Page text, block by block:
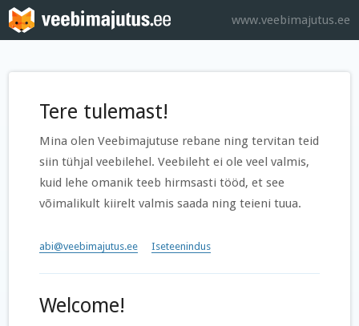
www.veebimajutus.ee
Tere tulemast!
Mina olen Veebimajutuse rebane ning tervitan teid
siin tühjal veebilehel. Veebileht ei ole veel valmis,
kuid lehe omanik teeb hirmsasti tööd, et see
võimalikult kiirelt valmis saada ning teieni tuua.
abi@veebimajutus.ee Iseteenindus
Welcome!